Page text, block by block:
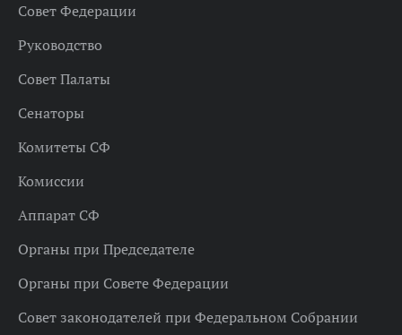
Совет Федерации
Руководство
Совет Палаты
Сенаторы
Комитеты СФ
Комиссии
Аппарат СФ
Органы при Председателе
Органы при Совете Федерации
Совет законодателей при Федеральном Собрании